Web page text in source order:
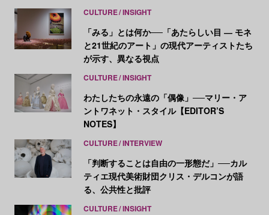
CULTURE INSIGHT
「みる」とは何か──「あたらしい目 ― モネ
と21世紀のアート」の現代アーティストたち
が示す、異なる視点
CULTURE INSIGHT
わたしたちの永遠の「偶像」──マリー・ア
ントワネット・スタイル【EDITOR’S
NOTES】
CULTURE INTERVIEW
「判断することは自由の一形態だ」──カル
ティエ現代美術財団クリス・デルコンが語
る、公共性と批評
CULTURE INSIGHT